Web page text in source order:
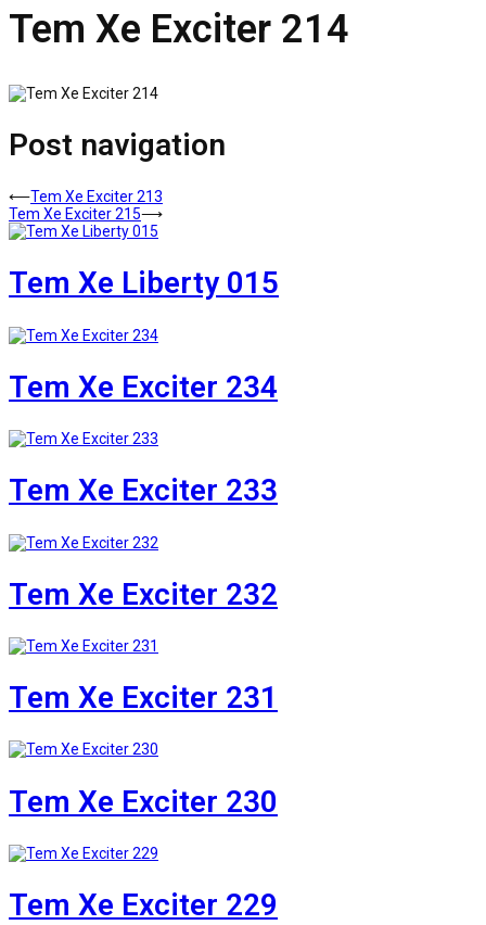
Tem Xe Exciter 214
Post navigation
⟵Tem Xe Exciter 213
Tem Xe Exciter 215⟶
Tem Xe Liberty 015
Tem Xe Exciter 234
Tem Xe Exciter 233
Tem Xe Exciter 232
Tem Xe Exciter 231
Tem Xe Exciter 230
Tem Xe Exciter 229